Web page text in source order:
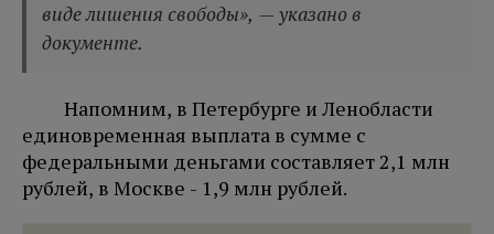
виде лишения свободы», — указано в
документе.
Напомним, в Петербурге и Ленобласти
единовременная выплата в сумме с
федеральными деньгами составляет 2,1 млн
рублей, в Москве - 1,9 млн рублей.